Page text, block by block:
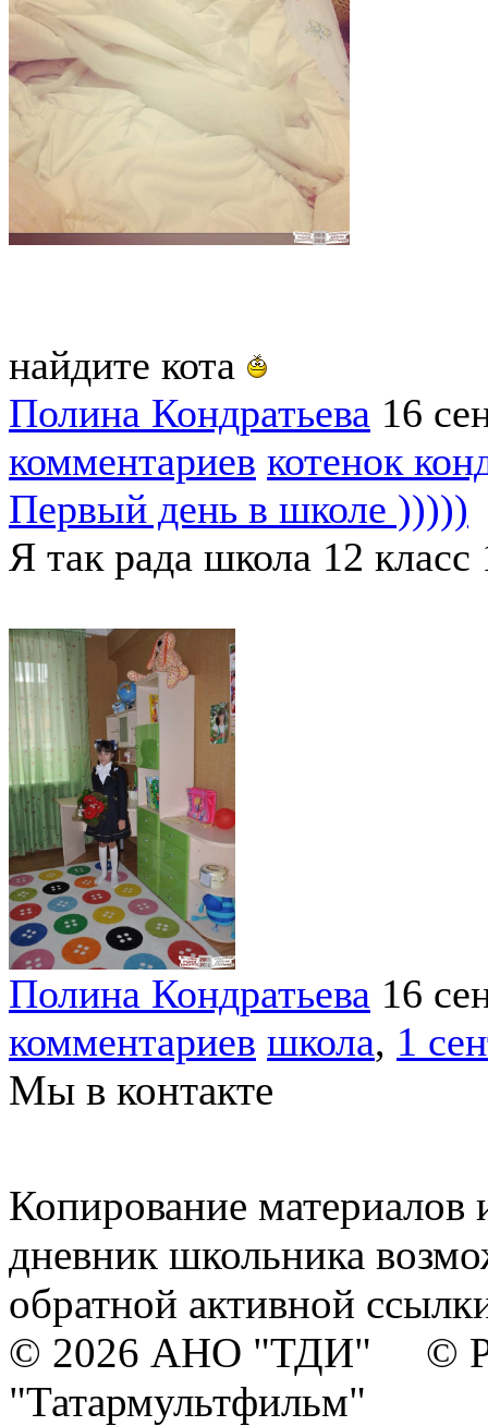
найдите кота
Полина Кондратьева 16
комментариев котенок
Первый день в школе )))))
Я так рада школа 12
Полина Кондратьева 16
комментариев школа, 1
Мы в контакте
Копирование материалов
дневник школьника
обратной активной
© 2026 АНО "ТДИ" ©
"Татармультфильм"